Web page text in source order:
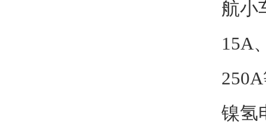
航小
15A
镍氢